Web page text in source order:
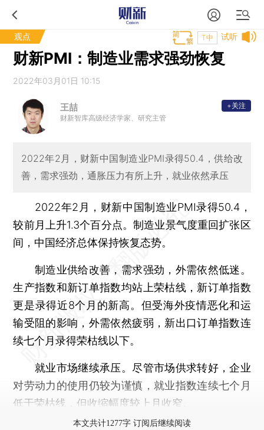
观点 试听
T中
财新PMI：制造业需求强劲恢复
2022年03月01日 10:15
王喆
财新智库高级经济学家、研究主管
+关注
2022年2月，财新中国制造业PMI录得50.4，供给改
善，需求强劲，通胀压力有所上升，就业依然承压
2022年2月，财新中国制造业PMI录得50.4，
较前月上升1.3个百分点。制造业景气度重回扩张区
间，中国经济总体保持恢复态势。
制造业供给改善，需求强劲，外需依然低迷。
生产指数和新订单指数均站上荣枯线，新订单指数
更是录得近8个月的新高。但受海外疫情恶化和运
输受阻的影响，外需依然疲弱，新出口订单指数连
续七个月录得荣枯线以下。
就业市场继续承压。尽管市场供求转好，企业
对劳动力的使用仍较为谨慎，就业指数连续七个月
低于荣枯线，但收缩幅度较上月收窄。
本文共计1277字 订阅后继续阅读